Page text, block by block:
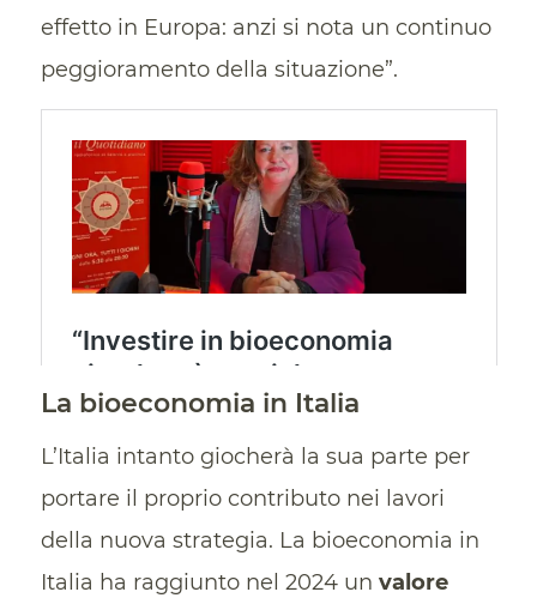
effetto in Europa: anzi si nota un continuo
peggioramento della situazione”.
La bioeconomia in Italia
L’Italia intanto giocherà la sua parte per
portare il proprio contributo nei lavori
della nuova strategia. La bioeconomia in
Italia ha raggiunto nel 2024 un valore